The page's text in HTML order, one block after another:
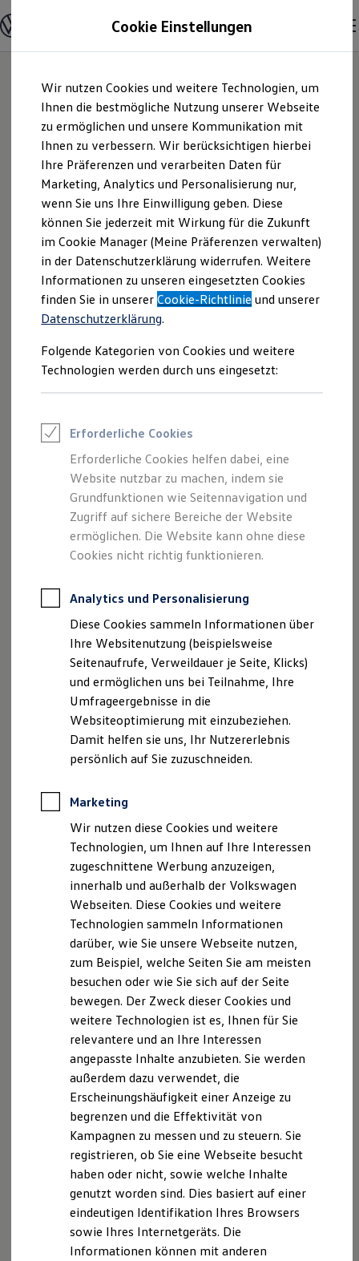
Hauptinhalt
springen
Footer
springen
Modelle und Konfigurator
Konfigurator
Modelle vergleichen
Elektroautos
ENERGY Sondermodelle
Nutzfahrzeuge
SUV und CUV
Familienautos
Kombis
Kompaktwagen
Sportwagen
Schnell verfügbare Fahrzeuge
Angebote und Produkte
Aktuelle Angebote
E-Auto-Förderung
Volkswagen Marktplatz
Die ENERGY Sondermodelle
Junge Gebrauchtwagen und Gebrauchtwagen
Volkswagen Zertifizierte Gebrauchtwagen
Elektromobilität bei Gebrauchtwagen
Saisonangebote
Reifenpakete
Leasing
Leasing-Angebote
Elektroauto Leasing
Kleinwagen-Leasing
Leasing ohne Anzahlung
Finanzierung
Autokredit mit Schlussrate
Versicherungen und Garantien
Kfz-Versicherung
Restschuldversicherungen
Garantien
Professional Class bei Volkswagen
Behörden
Direktkunden
Sonderfahrzeuge
Anpfiff zum Gewinn
Elektromobilität
Elektroautos
ID. Tutorials
Elektrofahrzeugkonzepte
ID. EVERY1
Reichweite
Rekuperation
Laden unterwegs
Laden Zuhause
Ladestationen finden
Ladezeitensimulator
Batterie
Sicherheit
Nachhaltigkeit
Technologie
Kosten und Kauf
Verbrauchskosten
Kaufoptionen
E-Auto-Förderung
Software und Konnektivität
Die ID. Software 6
ID. Software Versionen und Updates
Digitale Extras
Schnittstellen zu Ihrem ID.
Marke und Erlebnis
Volkswagen R und R Experience
R-Modelle
R Experience
Driving Experience
Volkswagen entdecken
Werkbesichtigung
Lifestyle Shop
T-Roc Kollektion
Golf Kollektion
24Modelle
Der Polo
Ab 20.380,00 € inkl. MwSt.
Der neue ID. Polo
Ab 24.995,00 € inkl. MwSt.
Bald erhältlich
Begeistert. Der neue
vollelektrische ID. Cross Trend
Ab 27.995,00 € inkl. MwSt.
Die Ausstattungslinie Trend ist voraussichtlich ab
Mitte Oktober 2026 bestellbar.
ID. Cross entdecken
Cookie Einstellungen
Wir nutzen Cookies und weitere Technologien, um
Ihnen die bestmögliche Nutzung unserer Webseite
zu ermöglichen und unsere Kommunikation mit
Ihnen zu verbessern. Wir berücksichtigen hierbei
Ihre Präferenzen und verarbeiten Daten für
Marketing, Analytics und Personalisierung nur,
wenn Sie uns Ihre Einwilligung geben. Diese
können Sie jederzeit mit Wirkung für die Zukunft
im Cookie Manager (Meine Präferenzen verwalten)
in der Datenschutzerklärung widerrufen. Weitere
Informationen zu unseren eingesetzten Cookies
finden Sie in unsererCookie-Richtlinie und unserer
Datenschutzerklärung.
Folgende Kategorien von Cookies und weitere
Technologien werden durch uns eingesetzt:
Erforderliche Cookies
Erforderliche Cookies helfen dabei, eine
Website nutzbar zu machen, indem sie
Grundfunktionen wie Seitennavigation und
Zugriff auf sichere Bereiche der Website
ermöglichen. Die Website kann ohne diese
Cookies nicht richtig funktionieren.
Analytics und Personalisierung
Diese Cookies sammeln Informationen über
Ihre Websitenutzung (beispielsweise
Seitenaufrufe, Verweildauer je Seite, Klicks)
und ermöglichen uns bei Teilnahme, Ihre
Umfrageergebnisse in die
Websiteoptimierung mit einzubeziehen.
Damit helfen sie uns, Ihr Nutzererlebnis
persönlich auf Sie zuzuschneiden.
Marketing
Wir nutzen diese Cookies und weitere
Technologien, um Ihnen auf Ihre Interessen
zugeschnittene Werbung anzuzeigen,
innerhalb und außerhalb der Volkswagen
Webseiten. Diese Cookies und weitere
Technologien sammeln Informationen
darüber, wie Sie unsere Webseite nutzen,
zum Beispiel, welche Seiten Sie am meisten
besuchen oder wie Sie sich auf der Seite
bewegen. Der Zweck dieser Cookies und
weitere Technologien ist es, Ihnen für Sie
relevantere und an Ihre Interessen
angepasste Inhalte anzubieten. Sie werden
außerdem dazu verwendet, die
Erscheinungshäufigkeit einer Anzeige zu
begrenzen und die Effektivität von
Kampagnen zu messen und zu steuern. Sie
registrieren, ob Sie eine Webseite besucht
haben oder nicht, sowie welche Inhalte
genutzt worden sind. Dies basiert auf einer
eindeutigen Identifikation Ihres Browsers
sowie Ihres Internetgeräts. Die
Informationen können mit anderen